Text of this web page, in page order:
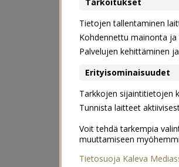
Tietojen tallentaminen
Kohdennettu mainonta
Palvelujen kehittäminen
Erityisominaisuudet
Tarkkojen sijaintitietojen
Tunnista laitteet
Voit tehdä tarkempia
muuttamiseen
Tietosuoja Kaleva